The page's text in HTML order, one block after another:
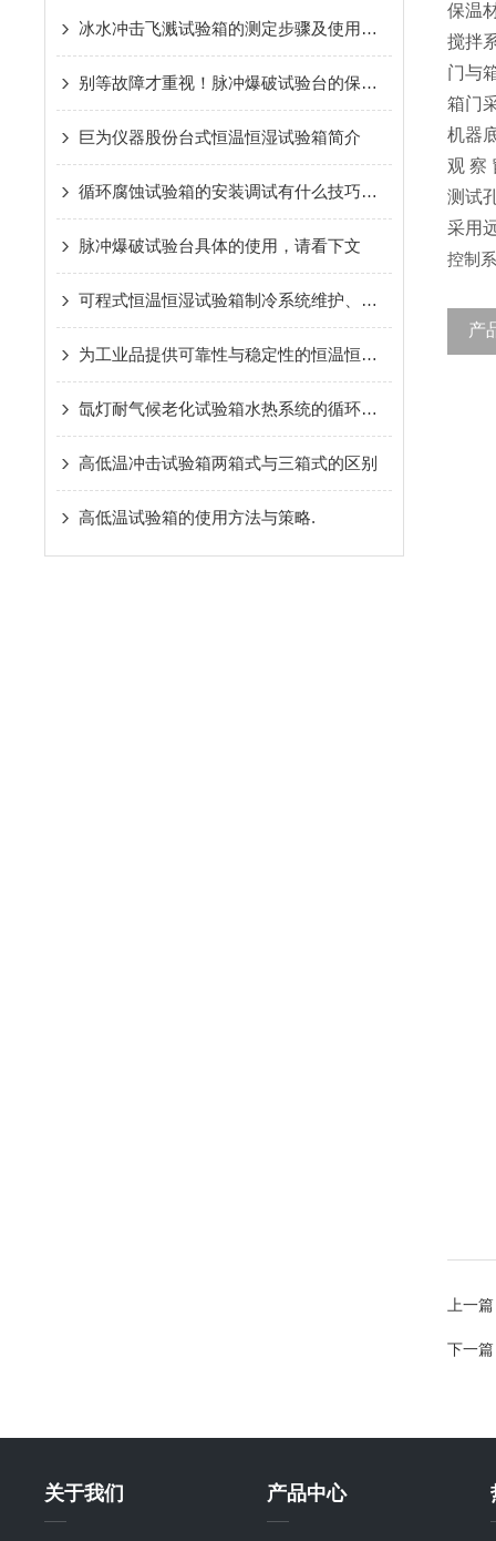
冰水冲击飞溅试验箱的测定步骤及使用注意事项如下
别等故障才重视！脉冲爆破试验台的保养秘诀，早懂早避坑
巨为仪器股份台式恒温恒湿试验箱简介
循环腐蚀试验箱的安装调试有什么技巧呢？
脉冲爆破试验台具体的使用，请看下文
可程式恒温恒湿试验箱制冷系统维护、保养、检查（巨为推荐）
为工业品提供可靠性与稳定性的恒温恒湿试验箱是巨为仪器股份的追求
氙灯耐气候老化试验箱水热系统的循环方式
高低温冲击试验箱两箱式与三箱式的区别
高低温试验箱的使用方法与策略.
保温
搅拌
门与
箱门
机器
观 察
测试
采用
控制
产
上一
下一
关于我们 产品中心